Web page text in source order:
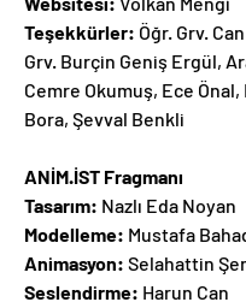
Teşekkürler: Öğr. Grv.
Grv. Burçin Geniş Ergül,
Cemre Okumuş, Ece Önal,
Bora, Şevval Benkli
ANİM.İST Fragmanı
Tasarım: Nazlı Eda Noyan
Modelleme: Mustafa
Animasyon: Selahattin
Seslendirme: Harun Can